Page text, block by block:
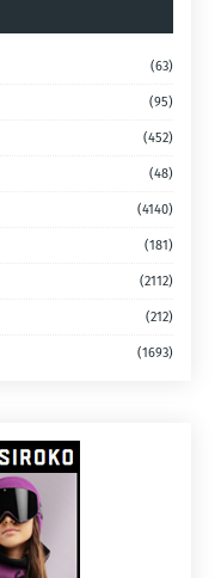
(63)
(95)
(452)
(48)
(4140)
(181)
(2112)
(212)
(1693)